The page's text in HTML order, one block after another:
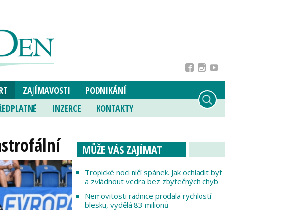
ZAJÍMAVOSTI
PODNIKÁNÍ
INZERCE KONTAKTY
MŮŽE VÁS ZAJÍMAT
Tropické noci ničí spánek. Jak ochladit byt
a zvládnout vedra bez zbytečných chyb
Nemovitosti radnice prodala rychlostí
blesku, vydělá 83 milionů